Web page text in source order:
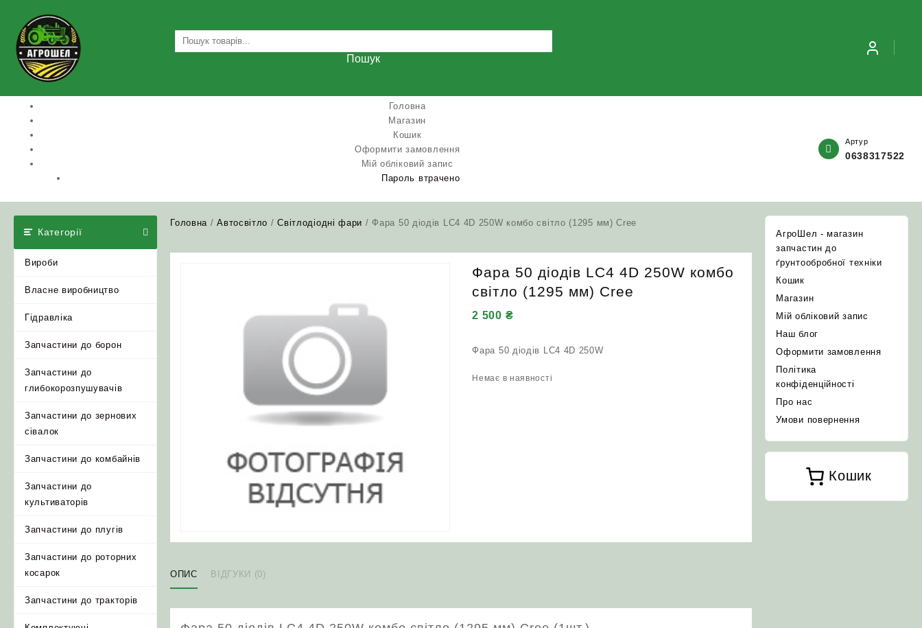
content
Пошук
Головна
Магазин
Кошик
Оформити замовлення
Мій обліковий запис
Пароль втрачено
Артур
0638317522
Категорії
Вироби
Власне виробництво
Гідравліка
Запчастини до борон
Запчастини до
глибокорозпушувачів
Запчастини до зернових
сівалок
Запчастини до комбайнів
Запчастини до
культиваторів
Запчастини до плугів
Запчастини до роторних
косарок
Запчастини до тракторів
Головна /Автосвітло /Світлодіодні фари / Фара 50 діодів LC4 4D 250W комбо світло (1295 мм) Cree
Фара 50 діодів LC4 4D 250W комбо
світло (1295 мм) Cree
2 500 ₴
Фара 50 діодів LC4 4D 250W
Немає в наявності
ОПИС ВІДГУКИ (0)
АгроШел - магазин
запчастин до
ґрунтообробної техніки
Кошик
Магазин
Мій обліковий запис
Наш блог
Оформити замовлення
Політика
конфіденційності
Про нас
Умови повернення
Кошик